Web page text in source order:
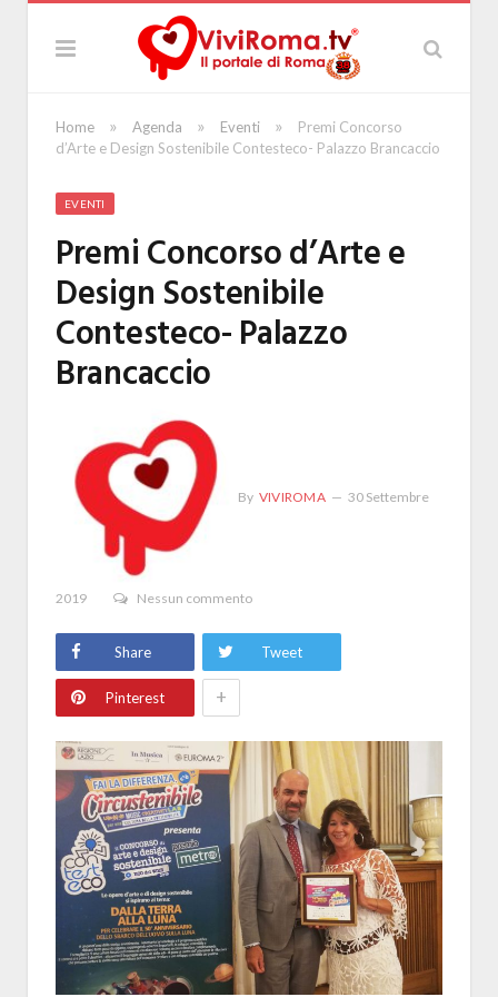
Home » Agenda » Eventi »
Premi Concorso
d’Arte e Design Sostenibile Contesteco- Palazzo Brancaccio
EVENTI
Premi Concorso d’Arte e
Design Sostenibile
Contesteco- Palazzo
Brancaccio
By VIVIROMA 30 Settembre
2019 Nessun commento
Share Tweet
Pinterest +